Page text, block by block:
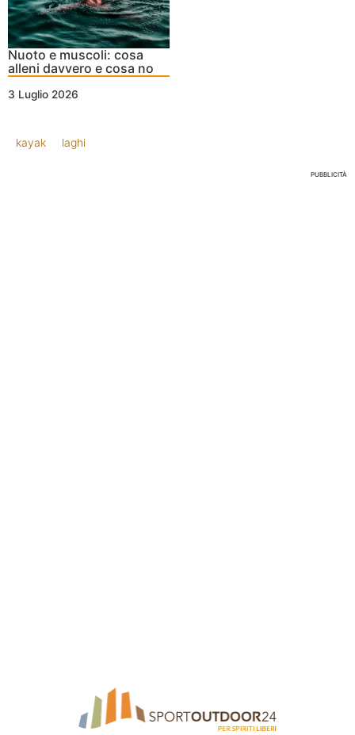
Nuoto e muscoli: cosa
alleni davvero e cosa no
3 Luglio 2026
kayak laghi
PUBBLICITÀ